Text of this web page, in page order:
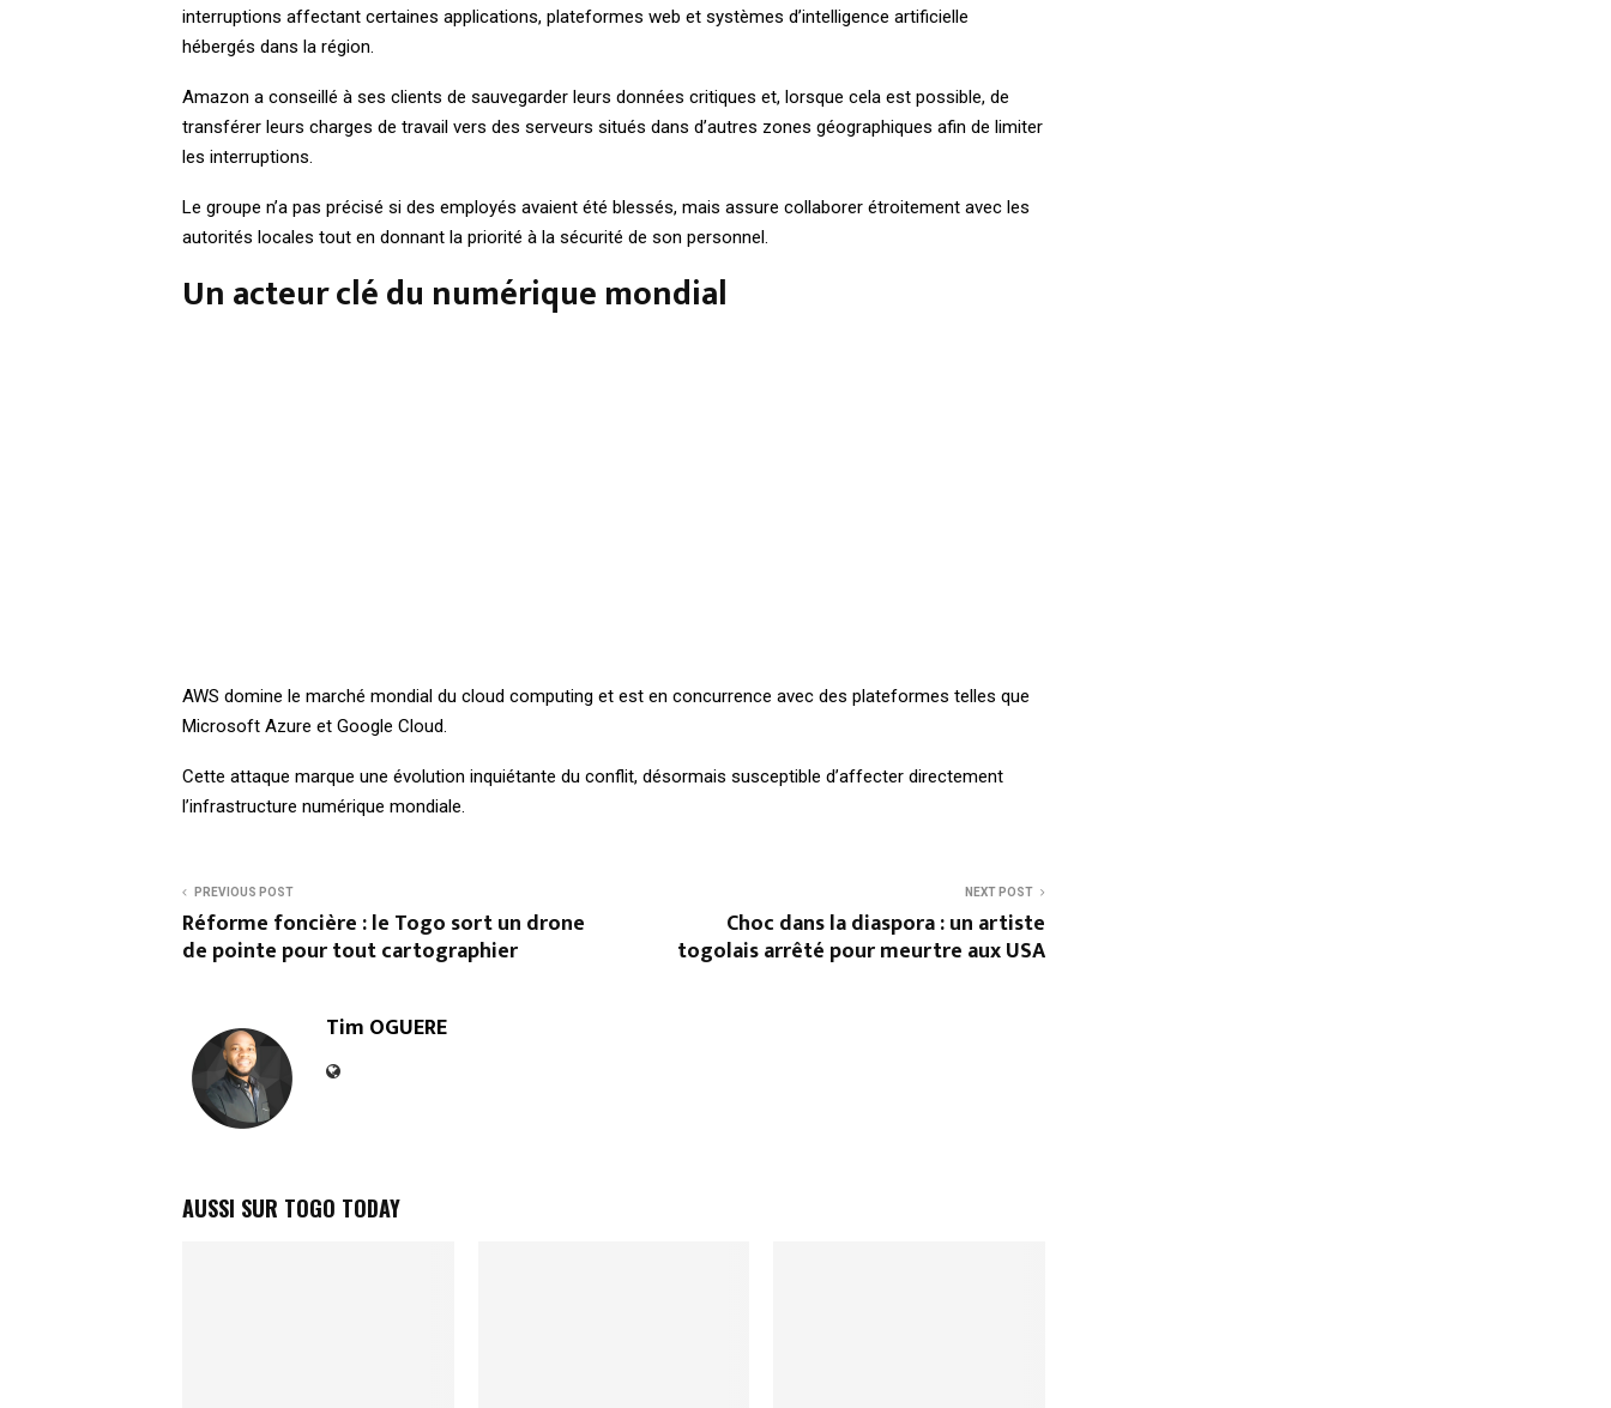
interruptions affectant certaines applications, plateformes web et systèmes d’intelligence artificielle
hébergés dans la région.
Amazon a conseillé à ses clients de sauvegarder leurs données critiques et, lorsque cela est possible, de
transférer leurs charges de travail vers des serveurs situés dans d’autres zones géographiques afin de limiter
les interruptions.
Le groupe n’a pas précisé si des employés avaient été blessés, mais assure collaborer étroitement avec les
autorités locales tout en donnant la priorité à la sécurité de son personnel.
Un acteur clé du numérique mondial
AWS domine le marché mondial du cloud computing et est en concurrence avec des plateformes telles que
Microsoft Azure et Google Cloud.
Cette attaque marque une évolution inquiétante du conflit, désormais susceptible d’affecter directement
l’infrastructure numérique mondiale.
PREVIOUS POST
Réforme foncière : le Togo sort un drone
de pointe pour tout cartographier
NEXT POST
Choc dans la diaspora : un artiste
togolais arrêté pour meurtre aux USA
Tim OGUERE
AUSSI SUR TOGO TODAY